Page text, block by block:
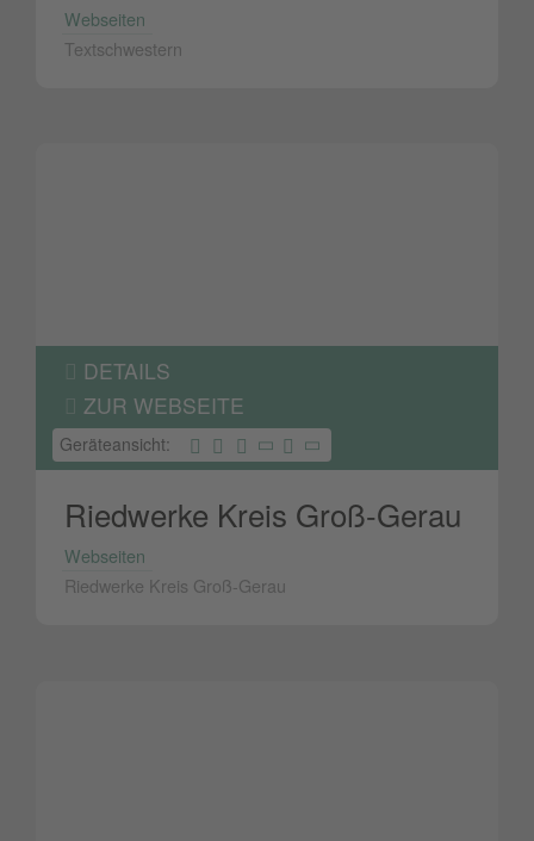
Webseiten
Textschwestern
DETAILS
ZUR WEBSEITE
Geräteansicht:
Riedwerke Kreis Groß-Gerau
Webseiten
Riedwerke Kreis Groß-Gerau